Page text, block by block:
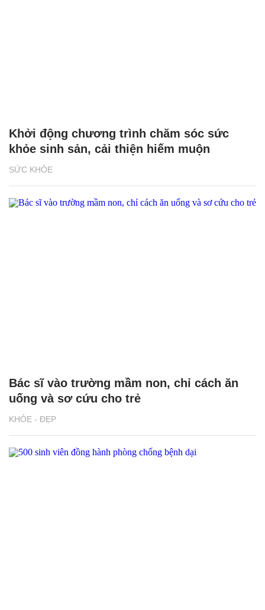
SỨC KHỎE
Khởi động chương trình chăm sóc sức
khỏe sinh sản, cải thiện hiếm muộn
KHỎE - ĐẸP
Bác sĩ vào trường mầm non, chỉ cách ăn
uống và sơ cứu cho trẻ